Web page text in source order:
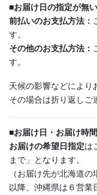
■お届け日の指定が無
前払いのお支払方法：
す。
その他のお支払方法：
す。
天候の影響などにより
その場合は折り返しご
■お届け日・お届け時
お届けの希望日指定は
まで」となります。
（お届け先が北海道
以降、沖縄県は６営業